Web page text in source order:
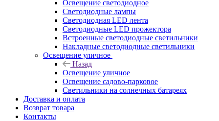
Освещение светодиодное
Светодиодные лампы
Светодиодная LED лента
Светодиодные LED прожектора
Встроенные светодиодные светильники
Накладные светодиодные светильники
Освещение уличное
Назад
Освещение уличное
Освещение садово-парковое
Светильники на солнечных батареях
Доставка и оплата
Возврат товара
Контакты